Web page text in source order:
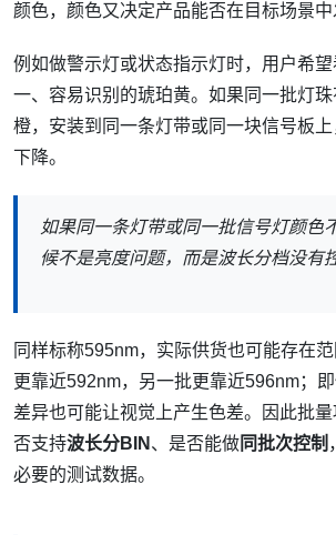
颜色，颜色又决定产品能否在目标场景中
例如做警示灯或状态指示灯时，用户希
一、容易识别的琥珀黄。如果同一批灯
橙，安装到同一条灯带或同一块信号板
下降。
如果同一条灯带或同一批信号灯颜色
候不是亮度问题，而是波长分档没有
同样标称595nm，实际供货也可能存在
更靠近592nm，另一批更靠近596nm；
差异也可能让视觉上产生色差。因此批
否支持波长分BIN 、是否能做同批次控制
必要的测试数据。